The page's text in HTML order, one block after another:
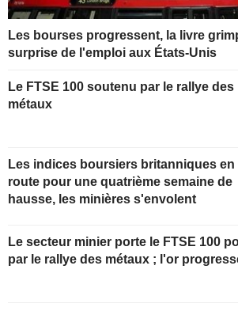
Les bourses progressent, la livre
surprise de l'emploi aux États-Unis
Le FTSE 100 soutenu par le rallye des
métaux
Les indices boursiers britanniques en
route pour une quatrième semaine de
hausse, les minières s'envolent
Le secteur minier porte le FTSE 100
par le rallye des métaux ; l'or